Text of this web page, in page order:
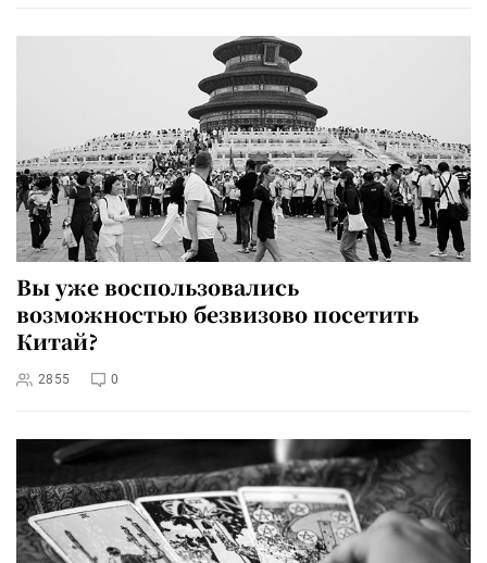
Вы уже воспользовались
возможностью безвизово посетить
Китай?
2855 0